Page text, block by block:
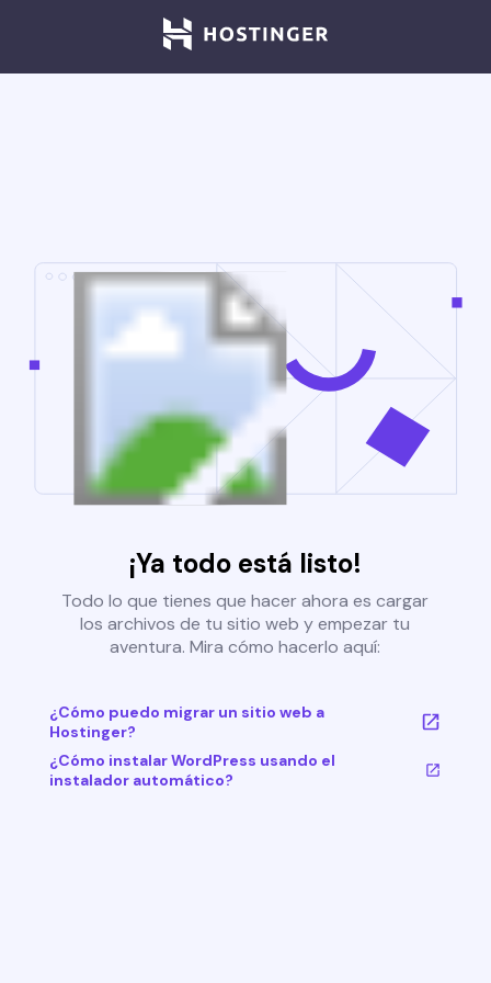
¡Ya todo está listo!
Todo lo que tienes que hacer ahora es cargar
los archivos de tu sitio web y empezar tu
aventura. Mira cómo hacerlo aquí:
¿Cómo puedo migrar un sitio web a
Hostinger?
¿Cómo instalar WordPress usando el
instalador automático?